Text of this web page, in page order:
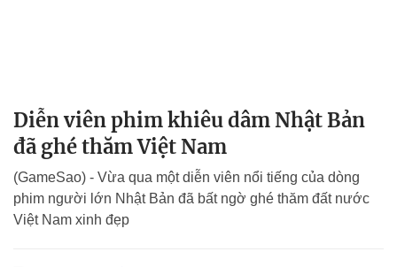
Diễn viên phim khiêu dâm Nhật Bản
đã ghé thăm Việt Nam
(GameSao) - Vừa qua một diễn viên nổi tiếng của dòng
phim người lớn Nhật Bản đã bất ngờ ghé thăm đất nước
Việt Nam xinh đẹp